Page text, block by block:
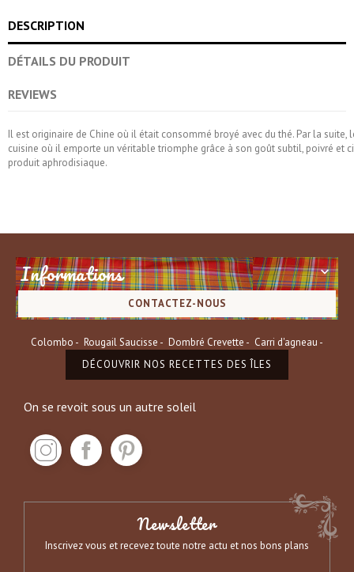
DESCRIPTION
DÉTAILS DU PRODUIT
REVIEWS
Il est originaire de Chine où il était consommé broyé avec du thé. Par la suite,
cuisine où il emporte un véritable triomphe grâce à son goût subtil, poivré et
produit aphrodisiaque.
Informations 
CONTACTEZ-NOUS
Colombo Rougail Saucisse Dombré Crevette
Carri d'agneau
DÉCOUVRIR NOS RECETTES DES ÎLES
On se revoit sous un autre soleil
Newsletter
Inscrivez vous et recevez toute notre actu et nos bons plans